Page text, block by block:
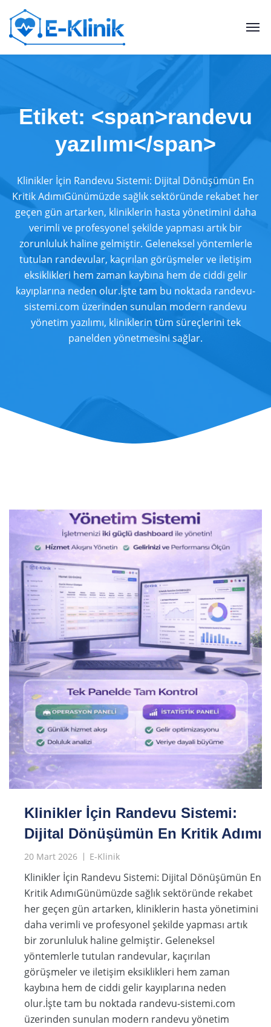
Etiket: <span>randevu
yazılımı</span>
Klinikler İçin Randevu Sistemi: Dijital Dönüşümün En
Kritik AdımıGünümüzde sağlık sektöründe rekabet her
geçen gün artarken, kliniklerin hasta yönetimini daha
verimli ve profesyonel şekilde yapması artık bir
zorunluluk haline gelmiştir. Geleneksel yöntemlerle
tutulan randevular, kaçırılan görüşmeler ve iletişim
eksiklikleri hem zaman kaybına hem de ciddi gelir
kayıplarına neden olur.İşte tam bu noktada randevu-
sistemi.com üzerinden sunulan modern randevu
yönetim yazılımı, kliniklerin tüm süreçlerini tek
panelden yönetmesini sağlar.
Klinikler İçin Randevu Sistemi:
Dijital Dönüşümün En Kritik Adımı
20 Mart 2026 E-Klinik
Klinikler İçin Randevu Sistemi: Dijital Dönüşümün En
Kritik AdımıGünümüzde sağlık sektöründe rekabet
her geçen gün artarken, kliniklerin hasta yönetimini
daha verimli ve profesyonel şekilde yapması artık
bir zorunluluk haline gelmiştir. Geleneksel
yöntemlerle tutulan randevular, kaçırılan
görüşmeler ve iletişim eksiklikleri hem zaman
kaybına hem de ciddi gelir kayıplarına neden
olur.İşte tam bu noktada randevu-sistemi.com
üzerinden sunulan modern randevu yönetim